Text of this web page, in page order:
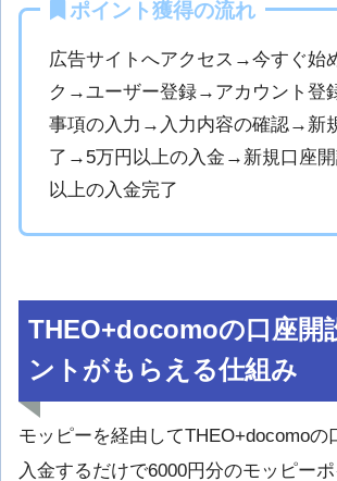
ポイント獲得の流れ
広告サイトへアクセス→今すぐ始
ク→ユーザー登録→アカウント登
事項の入力→入力内容の確認→新
了→5万円以上の入金→新規口座開
以上の入金完了
THEO+docomoの口座開
ントがもらえる仕組み
モッピーを経由してTHEO+docomoの
入金するだけで6000円分のモッピー